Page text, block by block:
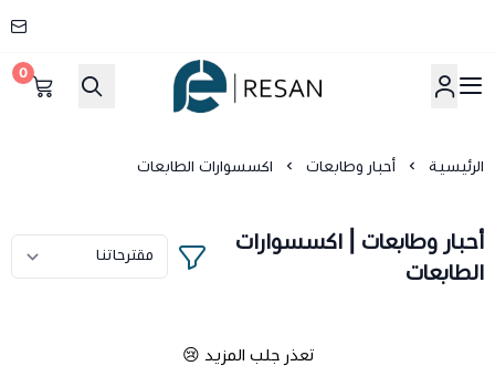
شركة ريسان
0
الرئيسية أحبار وطابعات اكسسوارات الطابعات
أحبار وطابعات | اكسسوارات
الطابعات
تعذر جلب المزيد 😢